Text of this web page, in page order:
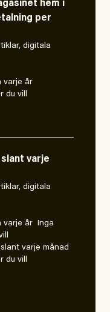
hem i
per
digitala
varje år
du vill
varje
digitala
varje år Inga
varje månad
du vill